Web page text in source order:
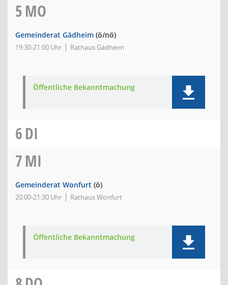
5MO
Gemeinderat Gädheim (ö/nö)
19:30-21:00 Uhr Rathaus Gädheim
Öffentliche Bekanntmachung
6DI
7MI
Gemeinderat Wonfurt (ö)
20:00-21:30 Uhr Rathaus Wonfurt
Öffentliche Bekanntmachung